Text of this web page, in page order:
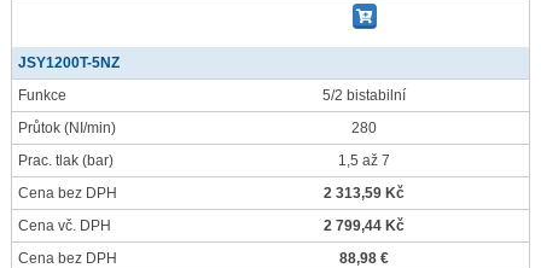
JSY1200T-5NZ
Funkce
5/2 bistabilní
Průtok (NI/min)
280
Prac. tlak (bar)
1,5 až 7
Cena bez DPH
2 313,59 Kč
Cena vč. DPH
2 799,44 Kč
Cena bez DPH
88,98 €